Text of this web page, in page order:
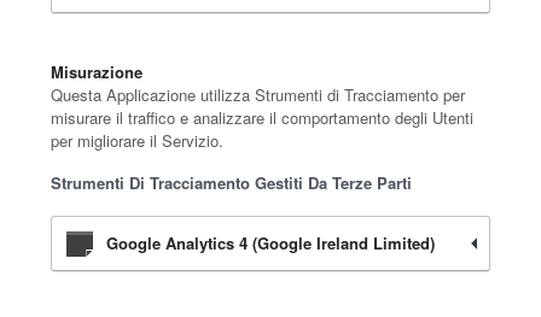
Misurazione
Questa Applicazione utilizza Strumenti di Tracciamento per
misurare il traffico e analizzare il comportamento degli Utenti
per migliorare il Servizio.
Strumenti Di Tracciamento Gestiti Da Terze Parti
Google Analytics 4 (Google Ireland Limited)